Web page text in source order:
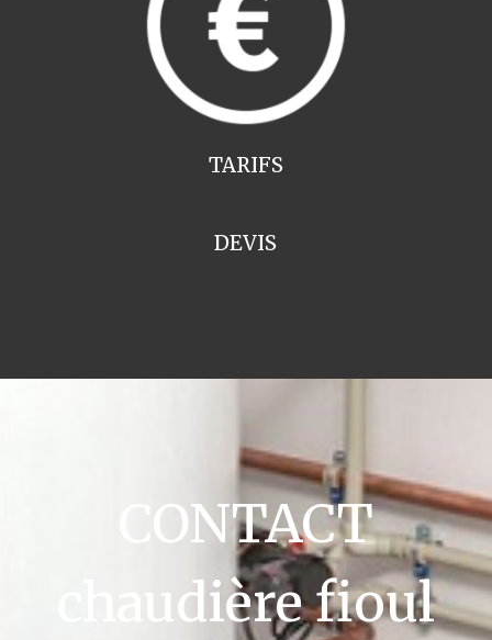
TARIFS
DEVIS
CONTACT
chaudière fioul